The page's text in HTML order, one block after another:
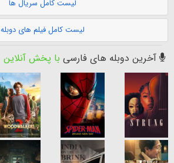
لیست کامل سریال ها
لیست کامل فیلم های دوبله
آخرین دوبله های فارسی با پخش آنلاین